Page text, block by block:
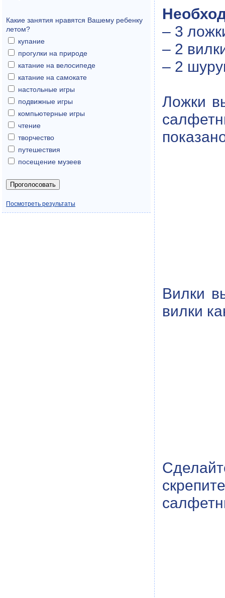
– 3
– 2
– 2
Ложки
Вилки
вилки
Какие занятия нравятся Вашему ребенку
летом?
купание
прогулки на природе
катание на велосипеде
катание на самокате
настольные игры
подвижные игры
компьютерные игры
чтение
творчество
путешествия
посещение музеев
Посмотреть результаты